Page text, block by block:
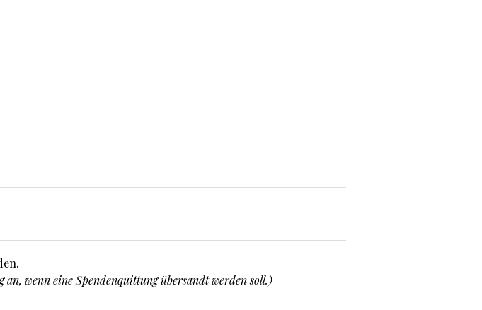
wenn eine Spendenquittung übersandt werden soll.)